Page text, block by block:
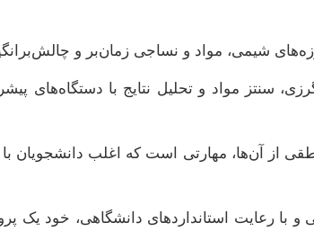
شیمی، مواد و نساجی زمان‌بر و
سنتز مواد و تحلیل نتایج با دستگاه‌های
از آن‌ها، مهارتی است که اغلب دانشجویان
رعایت استانداردهای دانشگاهی، خود یک